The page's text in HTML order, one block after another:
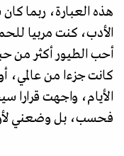
هذه العبارة، ربما
الأدب، كنت مربيا
أحب الطيور أكثر من
كانت جزءا من عالمي،
الأيام، واجهت قرارا
فحسب، بل وضعني